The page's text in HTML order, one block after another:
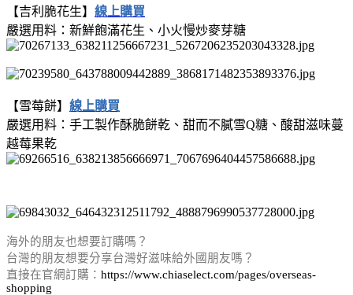
【吉利脆花生】 線上購買
嚴選用料：新鮮飽滿花生、小火慢炒麥芽糖
【雪莓餅】 線上購買
嚴選用料：手工製作酥脆餅乾、甜而不膩雪Q糖、酸甜滋味蔓
越莓果乾
海外的朋友也想要訂購嗎？
台灣的朋友想要分享台灣好滋味給外國朋友嗎？
直接在官網訂購： https://www.chiaselect.com/pages/overseas-
shopping